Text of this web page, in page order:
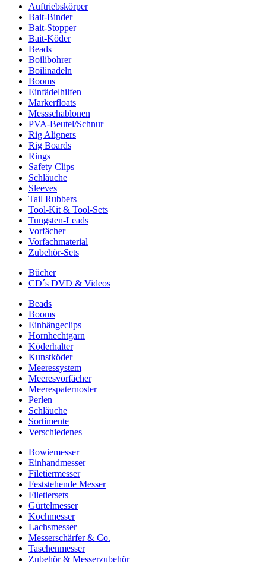
Auftriebskörper
Bait-Binder
Bait-Stopper
Bait-Köder
Beads
Boilibohrer
Boilinadeln
Booms
Einfädelhilfen
Markerfloats
Messschablonen
PVA-Beutel/Schnur
Rig Aligners
Rig Boards
Rings
Safety Clips
Schläuche
Sleeves
Tail Rubbers
Tool-Kit & Tool-Sets
Tungsten-Leads
Vorfächer
Vorfachmaterial
Zubehör-Sets
Bücher
CD´s DVD & Videos
Beads
Booms
Einhängeclips
Hornhechtgarn
Köderhalter
Kunstköder
Meeressystem
Meeresvorfächer
Meerespaternoster
Perlen
Schläuche
Sortimente
Verschiedenes
Bowiemesser
Einhandmesser
Filetiermesser
Feststehende Messer
Filetiersets
Gürtelmesser
Kochmesser
Lachsmesser
Messerschärfer & Co.
Taschenmesser
Zubehör & Messerzubehör